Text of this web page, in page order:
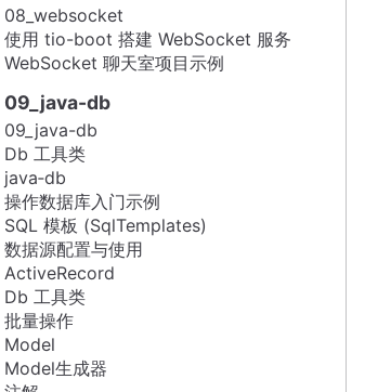
08_websocket
使用 tio-boot 搭建 WebSocket 服务
WebSocket 聊天室项目示例
09_java-db
09_java-db
Db 工具类
java‑db
操作数据库入门示例
SQL 模板 (SqlTemplates)
数据源配置与使用
ActiveRecord
Db 工具类
批量操作
Model
Model生成器